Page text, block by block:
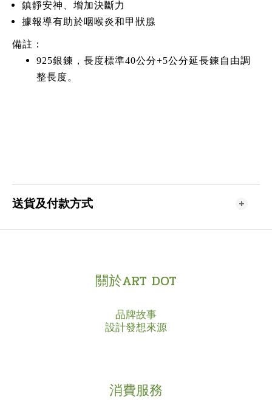
鎮靜安神、增加決斷力
據報導有助於咽喉炎和甲狀腺
備註：
925銀鍊，長度標準40公分+5公分延長鍊自由調
整長度。
送貨及付款方式
關於ART DOT
品牌故事
設計發想來源
消費服務